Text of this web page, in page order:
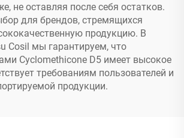
не оставляя после себя остатков.
для брендов, стремящихся
продукцию. В
Cosil мы гарантируем, что
Cyclomethicone D5 имеет высокое
требованиям пользователей и
продукции.